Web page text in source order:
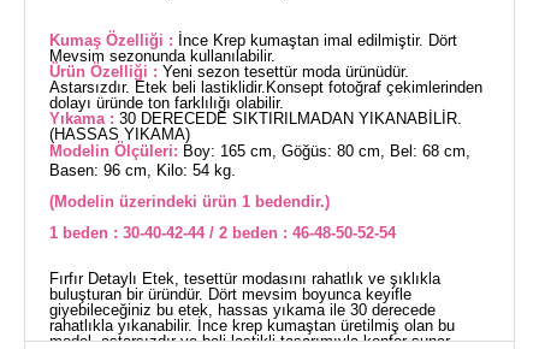
Kumaş Özelliği : İnce Krep kumaştan imal edilmiştir. Dört
Mevsim sezonunda kullanılabilir.
Ürün Özelliği : Yeni sezon tesettür moda ürünüdür.
Astarsızdır. Etek beli lastiklidir.Konsept fotoğraf çekimlerinden
dolayı üründe ton farklılığı olabilir.
Yıkama : 30 DERECEDE SIKTIRILMADAN YIKANABİLİR.
(HASSAS YIKAMA)
Modelin Ölçüleri: Boy: 165 cm, Göğüs: 80 cm, Bel: 68 cm,
Basen: 96 cm, Kilo: 54 kg.
(Modelin üzerindeki ürün 1 bedendir.)
1 beden : 30-40-42-44 / 2 beden : 46-48-50-52-54
Fırfır Detaylı Etek, tesettür modasını rahatlık ve şıklıkla
buluşturan bir üründür. Dört mevsim boyunca keyifle
giyebileceğiniz bu etek, hassas yıkama ile 30 derecede
rahatlıkla yıkanabilir. İnce krep kumaştan üretilmiş olan bu
model, astarsızdır ve beli lastikli tasarımıyla konfor sunar.